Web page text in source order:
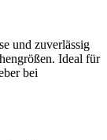
und zuverlässig
Ideal für
bei